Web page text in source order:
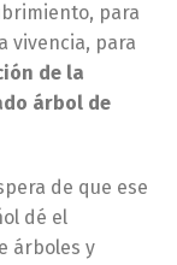
para
vivencia, para
de la
árbol de
de que ese
dé el
árboles y